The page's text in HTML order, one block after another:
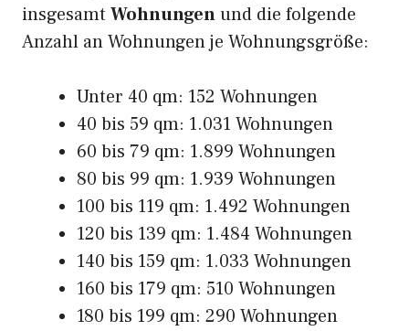
insgesamt Wohnungenund die folgende
Anzahl an Wohnungen je Wohnungsgröße:
Unter 40 qm: 152 Wohnungen
40 bis 59 qm: 1.031 Wohnungen
60 bis 79 qm: 1.899 Wohnungen
80 bis 99 qm: 1.939 Wohnungen
100 bis 119 qm: 1.492 Wohnungen
120 bis 139 qm: 1.484 Wohnungen
140 bis 159 qm: 1.033 Wohnungen
160 bis 179 qm: 510 Wohnungen
180 bis 199 qm: 290 Wohnungen